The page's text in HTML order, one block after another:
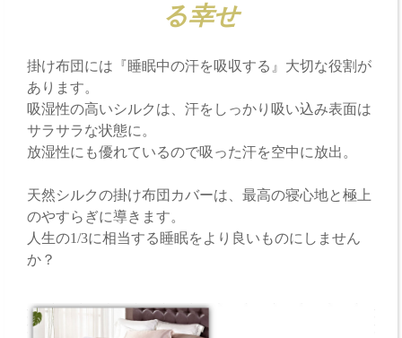
る幸せ
掛け布団には『睡眠中の汗を吸収する』大切な役割が
あります。
吸湿性の高いシルクは、汗をしっかり吸い込み表面は
サラサラな状態に。
放湿性にも優れているので吸った汗を空中に放出。
天然シルクの掛け布団カバーは、最高の寝心地と極上
のやすらぎに導きます。
人生の1/3に相当する睡眠をより良いものにしません
か？